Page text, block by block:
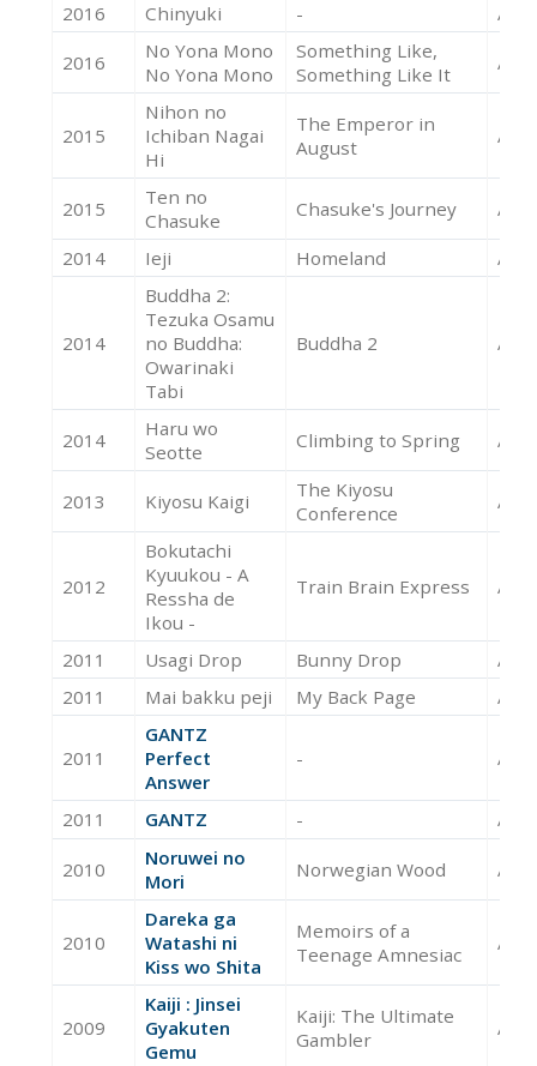
2016
Chinyuki -
2016
No Yona Mono
No Yona Mono
Something Like,
Something Like It
2015
Nihon no
Ichiban Nagai
Hi
The Emperor in
August
2015
Ten no
Chasuke
Chasuke's Journey
2014 Ieji Homeland
2014
Buddha 2:
Tezuka Osamu
no Buddha:
Owarinaki
Tabi
Buddha 2
2014
Haru wo
Seotte
Climbing to Spring
2013 Kiyosu Kaigi
The Kiyosu
Conference
2012
Bokutachi
Kyuukou - A
Ressha de
Ikou -
Train Brain Express
2011 Usagi Drop Bunny Drop
2011
Mai bakku peji My Back Page
2011
GANTZ
Perfect
Answer
-
2011 GANTZ -
2010
Noruwei no
Mori
Norwegian Wood
2010
Dareka ga
Watashi ni
Kiss wo Shita
Memoirs of a
Teenage Amnesiac
2009
Kaiji : Jinsei
Gyakuten
Gemu
Kaiji: The Ultimate
Gambler